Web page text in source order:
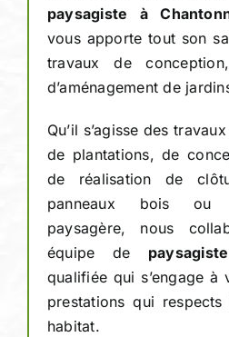
paysagiste à
vous apporte tout son
travaux de
d’aménagement de
Qu’il s’agisse des
de plantations, de
de réalisation de
panneaux bois ou
paysagère, nous
équipe de
qualifiée qui s’engage à
prestations qui
habitat.